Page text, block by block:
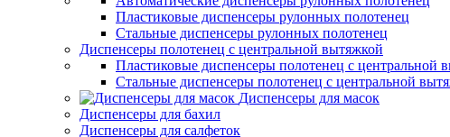
Пластиковые диспенсеры рулонных полотенец
Стальные диспенсеры рулонных полотенец
Диспенсеры полотенец с центральной вытяжкой
Пластиковые диспенсеры полотенец с центральной
Стальные диспенсеры полотенец с центральной
Диспенсеры для масок
Диспенсеры для бахил
Диспенсеры для салфеток